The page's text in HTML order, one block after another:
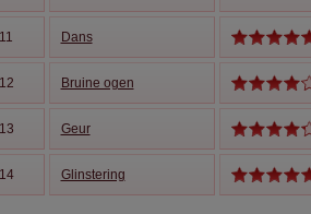
11 Dans
12 Bruine ogen
13 Geur
14 Glinstering